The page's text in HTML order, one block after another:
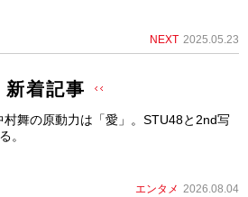
NEXT 2025.05.23
新着記事
村舞の原動力は「愛」。STU48と2nd写
。
エンタメ 2026.08.04